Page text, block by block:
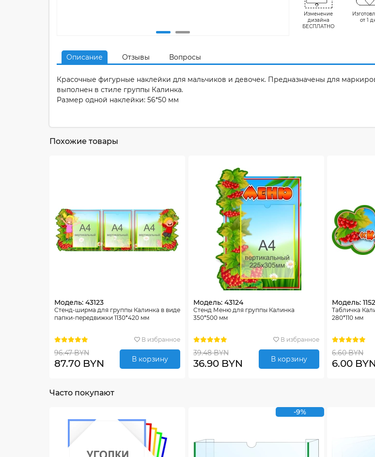
Изменение
дизайна
БЕСПЛАТНО
от 1
Описание Отзывы Вопросы
Красочные фигурные наклейки для мальчиков и девочек. Предназначены для
выполнен в стиле группы Калинка.
Размер одной наклейки: 56*50 мм
Похожие товары
Модель: 43123
Стенд-ширма для группы Калинка в виде
папки-передвижки 1130*420 мм
В избранное
96.47 BYN
87.70 BYN В корзину
Модель: 43124
Стенд Меню для группы Калинка
350*500 мм
В избранное
39.48 BYN
36.90 BYN В корзину
Модель:
Табличка
280*110 мм
6.60 BYN
6.00
Часто покупают
-9%